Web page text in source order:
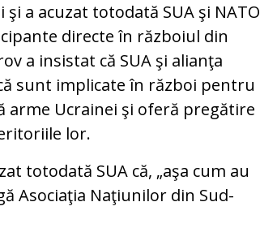
şi a acuzat totodată SUA şi NATO
directe în războiul din
a insistat că SUA şi alianţa
sunt implicate în război pentru
arme Ucrainei şi oferă pregătire
lor.
totodată SUA că, „aşa cum au
Asociaţia Naţiunilor din Sud-